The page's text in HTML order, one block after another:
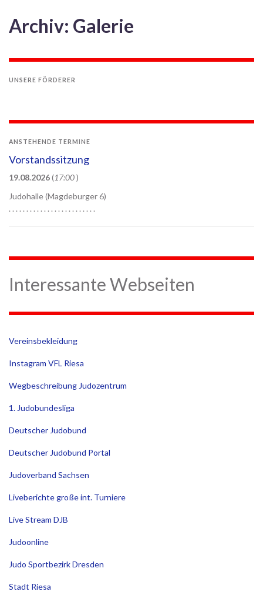
Archiv: Galerie
UNSERE FÖRDERER
ANSTEHENDE TERMINE
Vorstandssitzung
19.08.2026(17:00)
Judohalle (Magdeburger 6)
. . . . . . . . . . . . . . . . . . . . . . . . .
Interessante Webseiten
Vereinsbekleidung
Instagram VFL Riesa
Wegbeschreibung Judozentrum
1. Judobundesliga
Deutscher Judobund
Deutscher Judobund Portal
Judoverband Sachsen
Liveberichte große int. Turniere
Live Stream DJB
Judoonline
Judo Sportbezirk Dresden
Stadt Riesa